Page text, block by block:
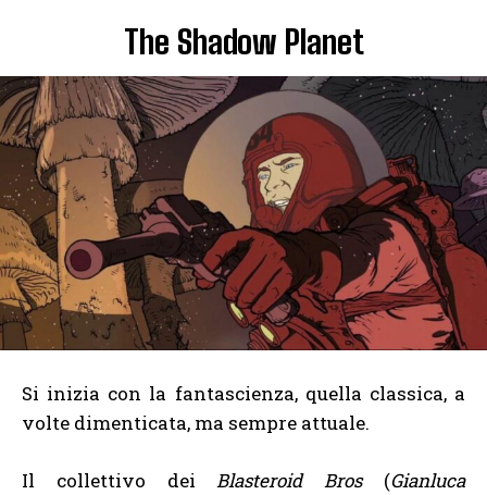
The Shadow Planet
Si inizia con la fantascienza, quella classica, a
volte dimenticata, ma sempre attuale.
Il collettivo deiBlasteroid Bros(Gianluca